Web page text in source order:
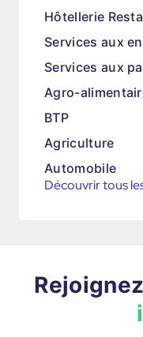
Hôtellerie
Services aux
Services aux
Agro-
BTP
Agriculture
Automobile
Découvrir tous